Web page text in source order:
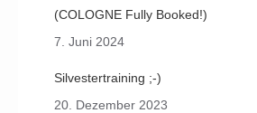
(COLOGNE Fully Booked!)
7. Juni 2024
Silvestertraining ;-)
20. Dezember 2023